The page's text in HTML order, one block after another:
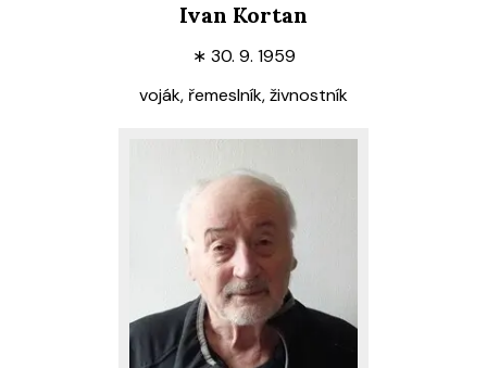
Ivan Kortan
∗ 30. 9. 1959
voják, řemeslník, živnostník